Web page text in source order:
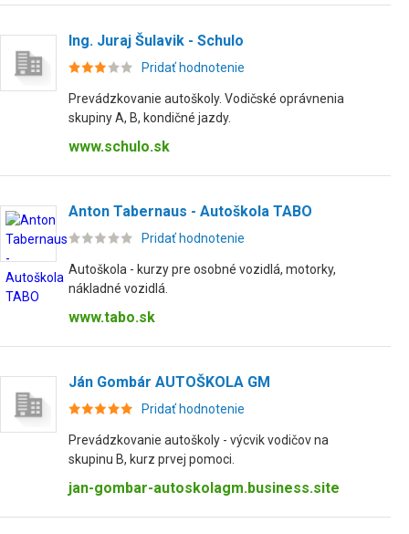
Ing. Juraj Šulavik - Schulo
Pridať hodnotenie
Prevádzkovanie autoškoly. Vodičské oprávnenia
skupiny A, B, kondičné jazdy.
www.schulo.sk
Anton Tabernaus - Autoškola TABO
Pridať hodnotenie
Autoškola - kurzy pre osobné vozidlá, motorky,
nákladné vozidlá.
www.tabo.sk
Ján Gombár AUTOŠKOLA GM
Pridať hodnotenie
Prevádzkovanie autoškoly - výcvik vodičov na
skupinu B, kurz prvej pomoci.
jan-gombar-autoskolagm.business.site